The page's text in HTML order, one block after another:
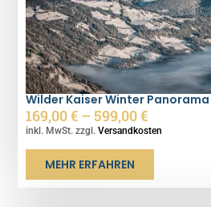
Wilder Kaiser Winter Panorama
169,00€ –599,00€
inkl. MwSt. zzgl.Versandkosten
MEHR ERFAHREN